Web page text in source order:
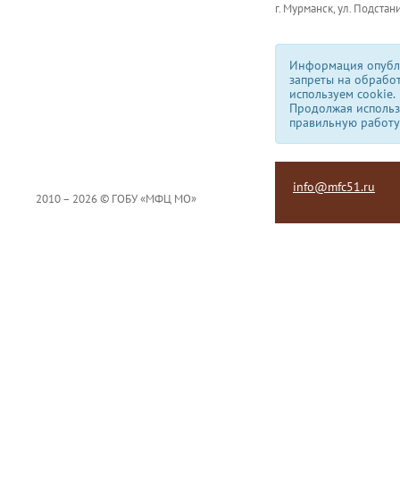
г. Мурманск, ул.
Информация
запреты на
используем сookie.
Продолжая
правильную
2010 – 2026 © ГОБУ «МФЦ МО»
info@mfc51.ru